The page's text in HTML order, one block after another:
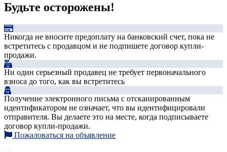
Будьте осторожены!
Никогда не вносите предоплату на банковский счет, пока не
встретитесь с продавцом и не подпишете договор купли-
продажи.
Ни один серьезный продавец не требует первоначального
взноса до того, как вы встретитесь
Получение электронного письма с отсканированным
идентификатором не означает, что вы идентифицировали
отправителя. Вы делаете это на месте, когда подписываете
договор купли-продажи.
Пожаловаться на объявление